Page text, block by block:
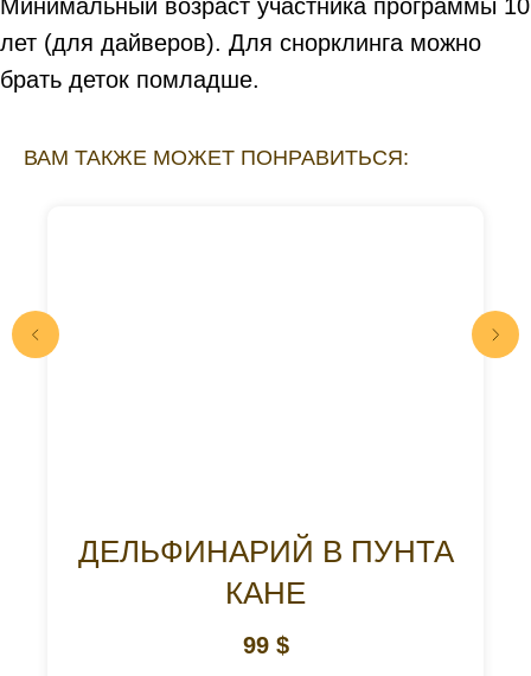
Минимальный возраст участника программы 10
лет (для дайверов). Для снорклинга можно
брать деток помладше.
ВАМ ТАКЖЕ МОЖЕТ ПОНРАВИТЬСЯ:
ДЕЛЬФИНАРИЙ В ПУНТА
КАНЕ
99 $